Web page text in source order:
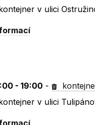
v ulici
- 19:00 -
v ulici